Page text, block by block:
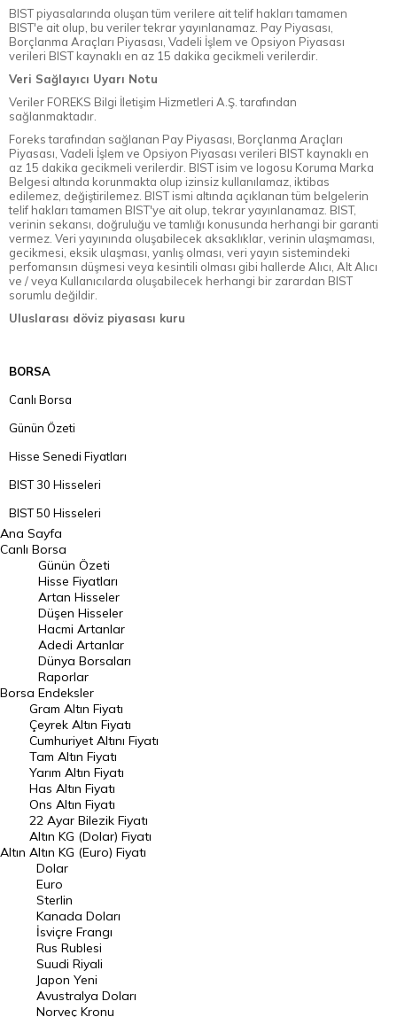
BIST piyasalarında oluşan tüm verilere ait telif hakları tamamen
BIST'e ait olup, bu veriler tekrar yayınlanamaz. Pay Piyasası,
Borçlanma Araçları Piyasası, Vadeli İşlem ve Opsiyon Piyasası
verileri BIST kaynaklı en az 15 dakika gecikmeli verilerdir.
Veri Sağlayıcı Uyarı Notu
Veriler FOREKS Bilgi İletişim Hizmetleri A.Ş. tarafından
sağlanmaktadır.
Foreks tarafından sağlanan Pay Piyasası, Borçlanma Araçları
Piyasası, Vadeli İşlem ve Opsiyon Piyasası verileri BIST kaynaklı en
az 15 dakika gecikmeli verilerdir. BIST isim ve logosu Koruma Marka
Belgesi altında korunmakta olup izinsiz kullanılamaz, iktibas
edilemez, değiştirilemez. BIST ismi altında açıklanan tüm belgelerin
telif hakları tamamen BIST'ye ait olup, tekrar yayınlanamaz. BIST,
verinin sekansı, doğruluğu ve tamlığı konusunda herhangi bir garanti
vermez. Veri yayınında oluşabilecek aksaklıklar, verinin ulaşmaması,
gecikmesi, eksik ulaşması, yanlış olması, veri yayın sistemindeki
perfomansın düşmesi veya kesintili olması gibi hallerde Alıcı, Alt Alıcı
ve / veya Kullanıcılarda oluşabilecek herhangi bir zarardan BIST
sorumlu değildir.
Uluslarası döviz piyasası kuru
BORSA
Canlı Borsa
Günün Özeti
Hisse Senedi Fiyatları
BIST 30 Hisseleri
BIST 50 Hisseleri
BIST 100 Hisseleri
En Çok Artan Hisseler
En Çok Düşen Hisseler
Hacmi Artanlar
Geçmiş Kapanışlar
Dünya Borsaları
Raporlar
Endeksler
DÖVİZ
Döviz Kuru
Dolar Kuru
Euro Kuru
Pound Kuru
Frank Kuru
Riyal Kuru
Avustralya Doları
Danimarka Kronu Kuru
Ana Sayfa
Canlı Borsa
Borsa
Günün Özeti
Hisse Fiyatları
Artan Hisseler
Düşen Hisseler
Hacmi Artanlar
Adedi Artanlar
Dünya Borsaları
Raporlar
Endeksler
Altın
Gram Altın Fiyatı
Çeyrek Altın Fiyatı
Cumhuriyet Altını Fiyatı
Tam Altın Fiyatı
Yarım Altın Fiyatı
Has Altın Fiyatı
Ons Altın Fiyatı
22 Ayar Bilezik Fiyatı
Altın KG (Dolar) Fiyatı
Altın KG (Euro) Fiyatı
Dolar
Euro
Sterlin
Kanada Doları
İsviçre Frangı
Rus Rublesi
Suudi Riyali
Japon Yeni
Avustralya Doları
Norveç Kronu